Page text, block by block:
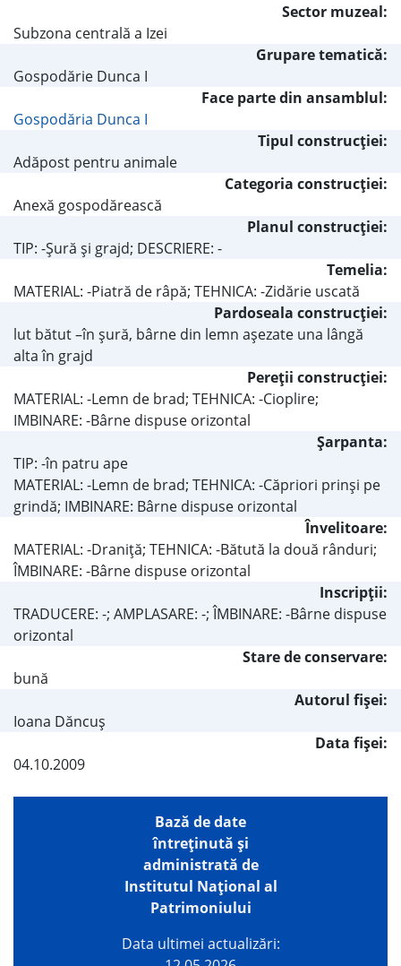
Sector muzeal:
Subzona centrală a Izei
Grupare tematică:
Gospodărie Dunca I
Face parte din ansamblul:
Gospodăria Dunca I
Tipul construcţiei:
Adăpost pentru animale
Categoria construcţiei:
Anexă gospodărească
Planul construcţiei:
TIP: -Şură şi grajd; DESCRIERE: -
Temelia:
MATERIAL: -Piatră de râpă; TEHNICA: -Zidărie uscată
Pardoseala construcţiei:
lut bătut –în şură, bârne din lemn aşezate una lângă
alta în grajd
Pereţii construcţiei:
MATERIAL: -Lemn de brad; TEHNICA: -Cioplire;
IMBINARE: -Bârne dispuse orizontal
Şarpanta:
TIP: -în patru ape
MATERIAL: -Lemn de brad; TEHNICA: -Căpriori prinşi pe
grindă; IMBINARE: Bârne dispuse orizontal
Învelitoare:
MATERIAL: -Draniţă; TEHNICA: -Bătută la două rânduri;
ÎMBINARE: -Bârne dispuse orizontal
Inscripţii:
TRADUCERE: -; AMPLASARE: -; ÎMBINARE: -Bârne dispuse
orizontal
Stare de conservare:
bună
Autorul fişei:
Ioana Dăncuş
Data fișei:
04.10.2009
Bază de date
întreţinută şi
administrată de
Institutul Național al
Patrimoniului
Data ultimei actualizări: